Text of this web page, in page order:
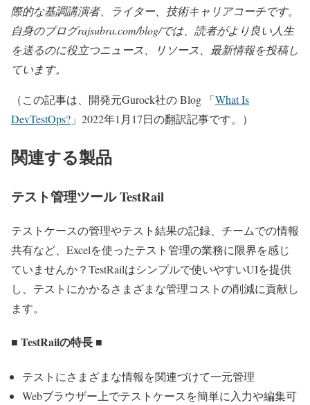
際的な基調講演者、ライター、技術キャリアコーチです。
自身のブログrajsubra.com/blog/では、読者がより良い人生
を送るのに役立つニュース、リソース、最新情報を投稿し
ています。
（この記事は、開発元Gurock社の Blog 「What Is
DevTestOps? 」2022年1月17日の翻訳記事です。）
関連する製品
テスト管理ツール TestRail
テストケースの管理やテスト結果の記録、チームでの情報
共有など、Excelを使ったテスト管理の業務に限界を感じ
ていませんか？TestRailはシンプルで使いやすいUIを提供
し、テストにかかるさまざまな管理コストの削減に貢献し
ます。
■ TestRailの特長 ■
テストにさまざまな情報を関連づけて一元管理
Webブラウザー上でテストケースを簡単に入力や編集可